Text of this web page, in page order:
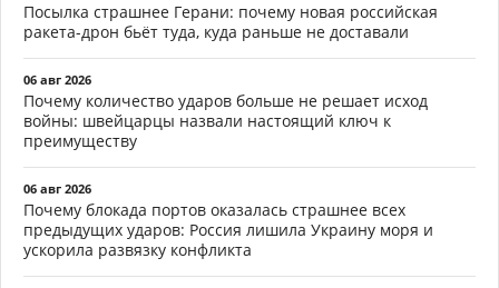
Посылка страшнее Герани: почему новая российская
ракета-дрон бьёт туда, куда раньше не доставали
06 авг 2026
Почему количество ударов больше не решает исход
войны: швейцарцы назвали настоящий ключ к
преимуществу
06 авг 2026
Почему блокада портов оказалась страшнее всех
предыдущих ударов: Россия лишила Украину моря и
ускорила развязку конфликта